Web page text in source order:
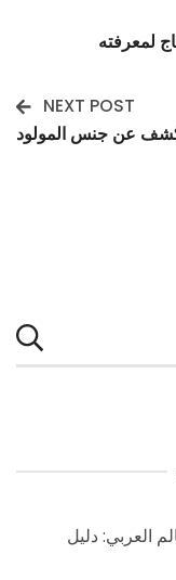
NEXT POST
عن جنس المولود
العربي: دليل